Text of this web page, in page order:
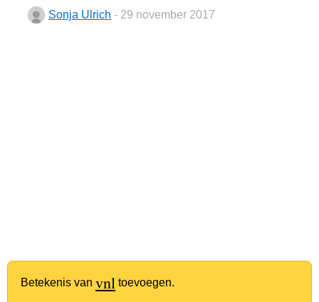
Sonja Ulrich - 29 november 2017
Betekenis van vnl toevoegen.